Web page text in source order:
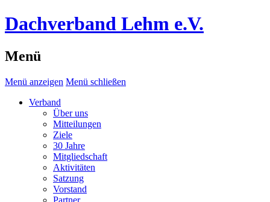
Dachverband Lehm e.V.
Menü
Menü anzeigen Menü schließen
Verband
Über uns
Mitteilungen
Ziele
30 Jahre
Mitgliedschaft
Aktivitäten
Satzung
Vorstand
Partner